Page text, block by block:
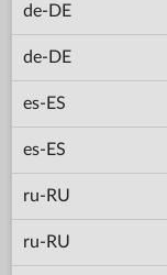
de-DE
de-DE
es-ES
es-ES
ru-RU
ru-RU